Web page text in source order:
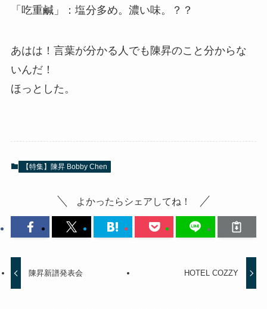
「吃重鹹」：塩分多め。濃い味。？？
あはは！言葉が分かる人でも陳昇のこと分からな
いんだ！
ほっとした。
【特集】陳昇 Bobby Chen
よかったらシェアしてね！
陳昇新譜発表会 HOTEL COZZY